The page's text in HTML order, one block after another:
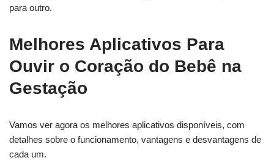
para outro.
Melhores Aplicativos Para
Ouvir o Coração do Bebê na
Gestação
Vamos ver agora os melhores aplicativos disponíveis, com
detalhes sobre o funcionamento, vantagens e desvantagens de
cada um.